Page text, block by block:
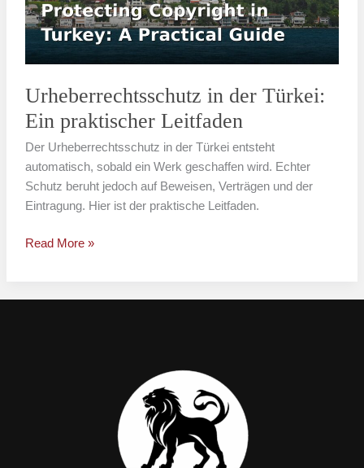
Urheberrechtsschutz in der Türkei:
Ein praktischer Leitfaden
Der Urheberrechtsschutz in der Türkei entsteht
automatisch, sobald ein Werk geschaffen wird. Echter
Schutz beruht jedoch auf Beweisen, Verträgen und der
Eintragung. Hier ist der praktische Leitfaden.
praktischer
Leitfaden
Read More »